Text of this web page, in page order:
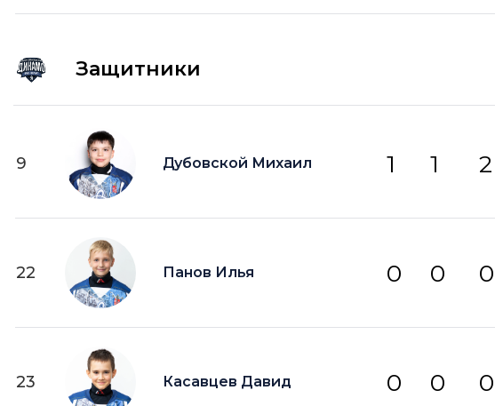
Защитники
9 Дубовской Михаил 1 1 2
22 Панов Илья 0 0 0
23 Касавцев Давид 0 0 0